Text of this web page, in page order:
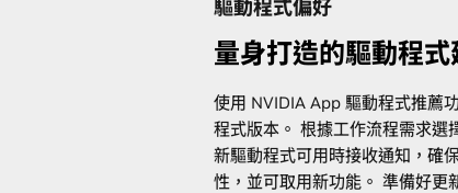
驅動程式偏好
量身打造的驅動程式
使用 NVIDIA App 驅動程式推薦
程式版本。 根據工作流程需求選
新驅動程式可用時接收通知，確
性，並可取用新功能。 準備好更